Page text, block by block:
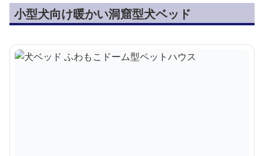
小型犬向け暖かい洞窟型犬ベッド